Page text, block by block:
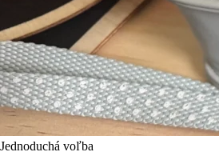
Jednoduchá voľba